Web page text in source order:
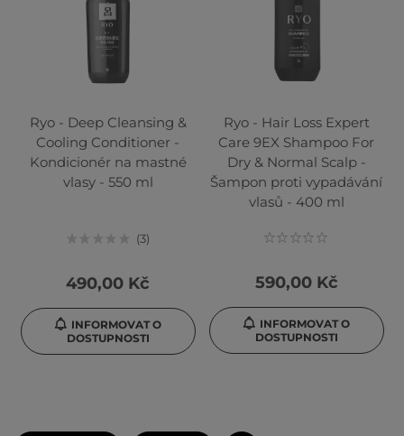
Ryo - Deep Cleansing &
Cooling Conditioner -
Kondicionér na mastné
vlasy - 550 ml
3
490,00 Kč
INFORMOVAT O
DOSTUPNOSTI
Ryo - Hair Loss Expert
Care 9EX Shampoo For
Dry & Normal Scalp -
Šampon proti vypadávání
vlasů - 400 ml
590,00 Kč
INFORMOVAT O
DOSTUPNOSTI